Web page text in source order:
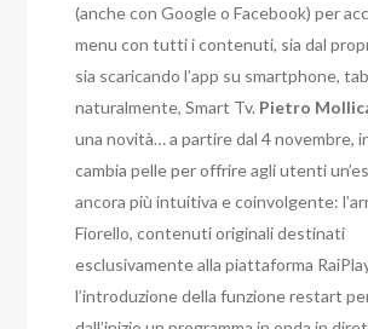
(anche con Google o Facebook) per
menu con tutti i contenuti, sia dal
sia scaricando l’app su smartphone,
naturalmente, Smart Tv. Pietro
una novità… a partire dal 4 novembre,
cambia pelle per offrire agli utenti
ancora più intuitiva e coinvolgente:
Fiorello, contenuti originali destinati
esclusivamente alla piattaforma
l’introduzione della funzione restart